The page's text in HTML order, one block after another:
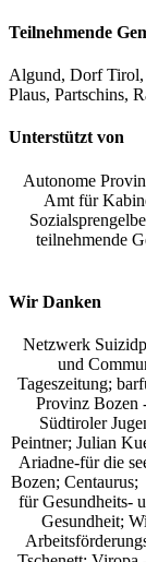
Teilnehmende
Algund, Dorf
Plaus, Partschins,
Unterstützt von
Autonome
Amt für
teilnehmende
Wir Danken
Netzwerk
und
Tageszeitung;
Provinz Bozen
Südtiroler
Peintner; Julian
Ariadne-für die
Bozen; Centaurus;
für Gesundheits-
Gesundheit;